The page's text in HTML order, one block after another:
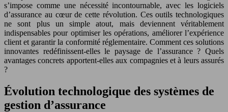
s’impose comme une nécessité incontournable, avec les logiciels
d’assurance au cœur de cette révolution. Ces outils technologiques
ne sont plus un simple atout, mais deviennent véritablement
indispensables pour optimiser les opérations, améliorer l’expérience
client et garantir la conformité réglementaire. Comment ces solutions
innovantes redéfinissent-elles le paysage de l’assurance ? Quels
avantages concrets apportent-elles aux compagnies et à leurs assurés
?
Évolution technologique des systèmes de
gestion d’assurance